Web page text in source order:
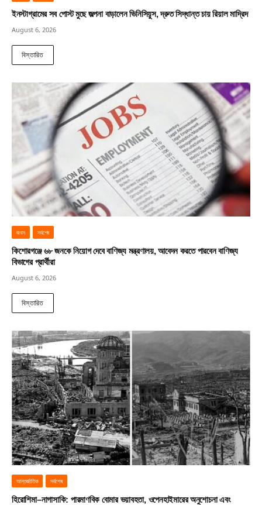
ইনস্টাগ্রামের সব পোস্ট মুছে জল্পনা বাড়ালেন ভিনিসিয়ুস, দ্রুত সিদ্ধান্ত চায় রিয়াল মাদ্রিদ
August 6, 2026
বিস্তারিত
জবস সর্বশেষ
কিশোরগঞ্জে ৬৮ জনকে নিয়োগ দেবে বাণিজ্য মন্ত্রণালয়, আবেদন করতে পারবেন বাণিজ্য
বিভাগের প্রার্থীরা
August 6, 2026
বিস্তারিত
আন্তর্জাতিক সর্বশেষ
হিরোশিমা–নাগাসাকি: পারমাণবিক বোমার ভয়াবহতা, ওপেনহাইমারের অনুশোচনা এবং